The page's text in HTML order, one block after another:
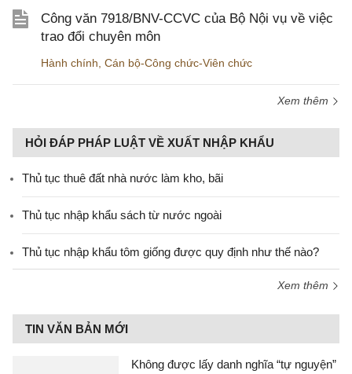
Công văn 7918/BNV-CCVC của Bộ Nội vụ về việc
trao đổi chuyên môn
Hành chính Cán bộ-Công chức-Viên chức
Xem thêm
HỎI ĐÁP PHÁP LUẬT VỀ XUẤT NHẬP KHẨU
Thủ tục thuê đất nhà nước làm kho, bãi
Thủ tục nhập khẩu sách từ nước ngoài
Thủ tục nhập khẩu tôm giống được quy định như thế nào?
Xem thêm
TIN VĂN BẢN MỚI
Không được lấy danh nghĩa “tự nguyện”